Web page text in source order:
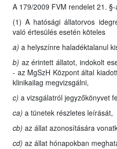
A 179/2009 FVM rendelet 21.
(1) A hatósági állatorvos
való értesülés esetén köteles
a) a helyszínre haladéktalanul
b) az érintett állatot, indokolt
- az MgSzH Központ által
klinikailag megvizsgálni,
c) a vizsgálatról jegyzőkönyvet
ca) a tünetek részletes leírását,
cb) az állat azonosítására
cd) az állat hónapokban